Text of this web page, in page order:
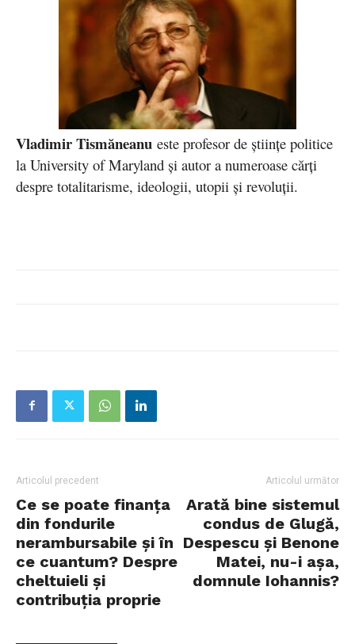
Vladimir Tismăneanu este profesor de științe politice
la University of Maryland și autor a numeroase cărți
despre totalitarisme, ideologii, utopii și revoluții.
Articolul precedent
Ce se poate finanța
din fondurile
nerambursabile și în
ce cuantum? Despre
cheltuieli și
contribuția proprie
Articolul următor
Arată bine sistemul
condus de Glugă,
Despescu și Benone
Matei, nu-i așa,
domnule Iohannis?